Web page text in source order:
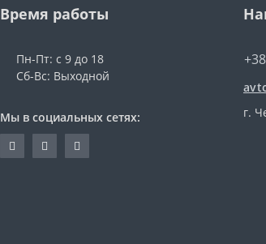
Время работы
Пн-Пт: с 9 до 18
Сб-Вс: Выходной
Мы в социальных сетях:
г.